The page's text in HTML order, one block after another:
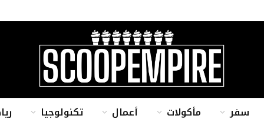
سفر مأكولات أعمال تكنولوجيا